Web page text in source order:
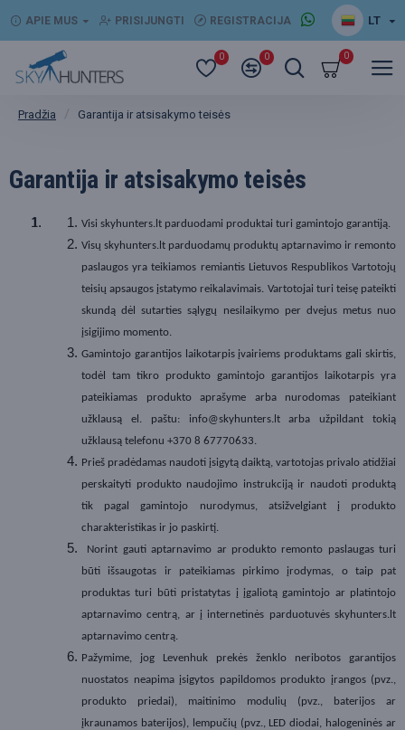
APIE MUS PRISIJUNGTI REGISTRACIJA LT
0 0 0
Pradžia Garantija ir atsisakymo teisės
Garantija ir atsisakymo teisės
Visi skyhunters.lt parduodami produktai turi gamintojo garantiją.
Visų skyhunters.lt parduodamų produktų aptarnavimo ir remonto
paslaugos yra teikiamos remiantis Lietuvos Respublikos Vartotojų
teisių apsaugos įstatymo reikalavimais. Vartotojai turi teisę pateikti
skundą dėl sutarties sąlygų nesilaikymo per dvejus metus nuo
įsigijimo momento.
Gamintojo garantijos laikotarpis įvairiems produktams gali skirtis,
todėl tam tikro produkto gamintojo garantijos laikotarpis yra
pateikiamas produkto aprašyme arba nurodomas pateikiant
užklausą el. paštu: info@skyhunters.lt arba užpildant tokią
užklausą telefonu +370 8 67770633.
Prieš pradėdamas naudoti įsigytą daiktą, vartotojas privalo atidžiai
perskaityti produkto naudojimo instrukciją ir naudoti produktą
tik pagal gamintojo nurodymus, atsižvelgiant į produkto
charakteristikas ir jo paskirtį.
Norint gauti aptarnavimo ar produkto remonto paslaugas turi
būti išsaugotas ir pateikiamas pirkimo įrodymas, o taip pat
produktas turi būti pristatytas į įgaliotą gamintojo ar platintojo
aptarnavimo centrą, ar į internetinės parduotuvės skyhunters.lt
aptarnavimo centrą.
Pažymime, jog Levenhuk prekės ženklo neribotos garantijos
nuostatos neapima įsigytos papildomos produkto įrangos (pvz.,
produkto priedai), maitinimo modulių (pvz., baterijos ar
įkraunamos baterijos), lempučių (pvz., LED diodai, halogeninės ar